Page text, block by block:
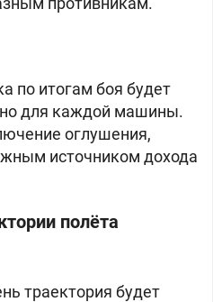
по итогам боя будет
для каждой машины.
оглушения,
источником дохода
полёта
траектория будет